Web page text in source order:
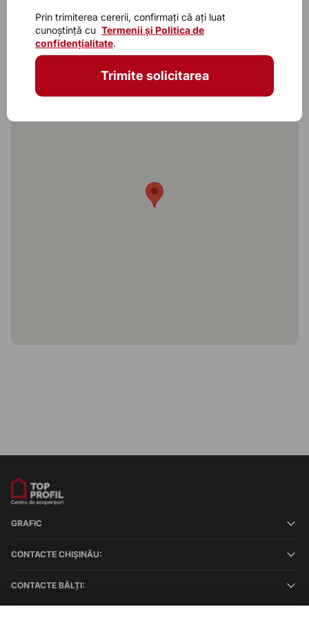
Caracteristicile principalele
Model
GRAFIC
CONTACTE CHIȘINĂU:
CONTACTE BĂLȚI:
Prin trimiterea cererii, confirmați că ați luat
cunoștință cu Termenii și Politica de
confidențialitate.
Trimite solicitarea